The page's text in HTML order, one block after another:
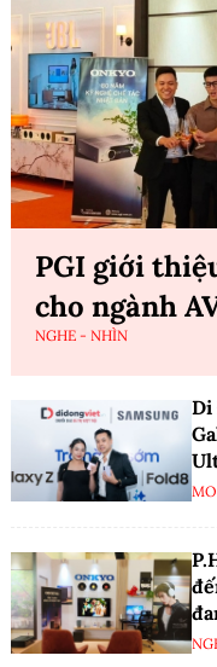
PGI giới
cho ngành
NGHE - NHÌN
Di